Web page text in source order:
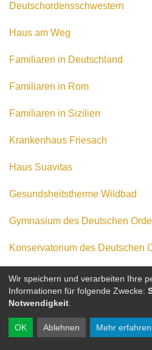
Deutschordensschwestern
Haus am Weg
Familiaren in Deutschland
Familiaren in Rom
Familiaren in Sizilien
Krankenhaus Friesach
Haus Suavitas
Gesundsheitstherme Wildbad
Gymnasium des Deutschen
Konservatorium des Deutschen
Wir speichern und verarbeiten Ihre
Informationen für folgende Zwecke:
Notwendigkeit
OK Ablehnen Mehr erfahren